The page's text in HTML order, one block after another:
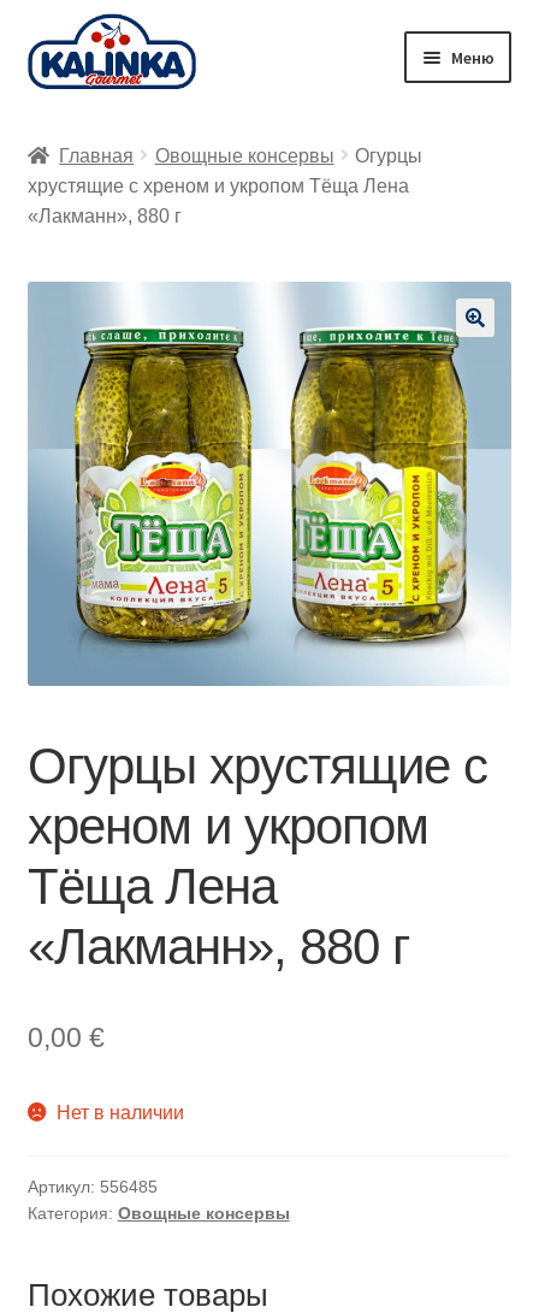
Перейти
к
Перейти
к
Меню
Заказ онлайн
Корзина
Главная Овощные консервы
Огурцы
хрустящие с хреном и укропом Тёща Лена
«Лакманн», 880 г
Огурцы хрустящие с
хреном и укропом
Тёща Лена
«Лакманн», 880 г
0,00 €
Нет в наличии
Артикул: 556485
Категория: Овощные консервы
Похожие товары